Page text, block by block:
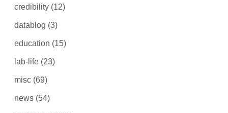
credibility (12)
datablog (3)
education (15)
lab-life (23)
misc (69)
news (54)